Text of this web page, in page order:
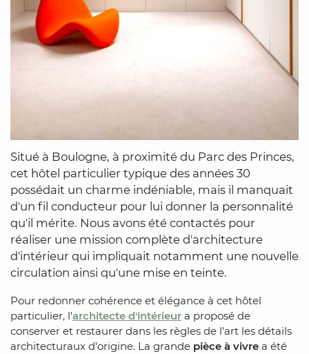
Situé à Boulogne, à proximité du Parc des Princes,
cet hôtel particulier typique des années 30
possédait un charme indéniable, mais il manquait
d'un fil conducteur pour lui donner la personnalité
qu'il mérite. Nous avons été contactés pour
réaliser une mission complète d'architecture
d'intérieur qui impliquait notamment une nouvelle
circulation ainsi qu'une mise en teinte.
Pour redonner cohérence et élégance à cet hôtel
particulier, l'architecte d'intérieur a proposé de
conserver et restaurer dans les règles de l'art les détails
architecturaux d'origine. La grande pièce à vivre a été